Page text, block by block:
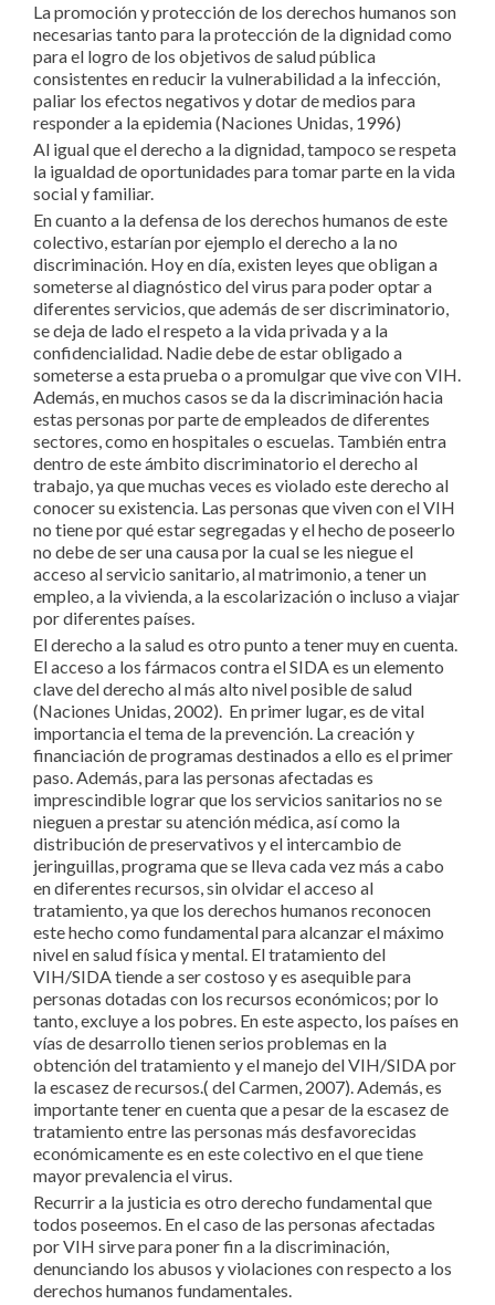
La promoción y protección de los derechos humanos son
necesarias tanto para la protección de la dignidad como
para el logro de los objetivos de salud pública
consistentes en reducir la vulnerabilidad a la infección,
paliar los efectos negativos y dotar de medios para
responder a la epidemia (Naciones Unidas, 1996)
Al igual que el derecho a la dignidad, tampoco se respeta
la igualdad de oportunidades para tomar parte en la vida
social y familiar.
En cuanto a la defensa de los derechos humanos de este
colectivo, estarían por ejemplo el derecho a la no
discriminación. Hoy en día, existen leyes que obligan a
someterse al diagnóstico del virus para poder optar a
diferentes servicios, que además de ser discriminatorio,
se deja de lado el respeto a la vida privada y a la
confidencialidad. Nadie debe de estar obligado a
someterse a esta prueba o a promulgar que vive con VIH.
Además, en muchos casos se da la discriminación hacia
estas personas por parte de empleados de diferentes
sectores, como en hospitales o escuelas. También entra
dentro de este ámbito discriminatorio el derecho al
trabajo, ya que muchas veces es violado este derecho al
conocer su existencia. Las personas que viven con el VIH
no tiene por qué estar segregadas y el hecho de poseerlo
no debe de ser una causa por la cual se les niegue el
acceso al servicio sanitario, al matrimonio, a tener un
empleo, a la vivienda, a la escolarización o incluso a viajar
por diferentes países.
El derecho a la salud es otro punto a tener muy en cuenta.
El acceso a los fármacos contra el SIDA es un elemento
clave del derecho al más alto nivel posible de salud
(Naciones Unidas, 2002). En primer lugar, es de vital
importancia el tema de la prevención. La creación y
financiación de programas destinados a ello es el primer
paso. Además, para las personas afectadas es
imprescindible lograr que los servicios sanitarios no se
nieguen a prestar su atención médica, así como la
distribución de preservativos y el intercambio de
jeringuillas, programa que se lleva cada vez más a cabo
en diferentes recursos, sin olvidar el acceso al
tratamiento, ya que los derechos humanos reconocen
este hecho como fundamental para alcanzar el máximo
nivel en salud física y mental. El tratamiento del
VIH/SIDA tiende a ser costoso y es asequible para
personas dotadas con los recursos económicos; por lo
tanto, excluye a los pobres. En este aspecto, los países en
vías de desarrollo tienen serios problemas en la
obtención del tratamiento y el manejo del VIH/SIDA por
la escasez de recursos.( del Carmen, 2007). Además, es
importante tener en cuenta que a pesar de la escasez de
tratamiento entre las personas más desfavorecidas
económicamente es en este colectivo en el que tiene
mayor prevalencia el virus.
Recurrir a la justicia es otro derecho fundamental que
todos poseemos. En el caso de las personas afectadas
por VIH sirve para poner fin a la discriminación,
denunciando los abusos y violaciones con respecto a los
derechos humanos fundamentales.